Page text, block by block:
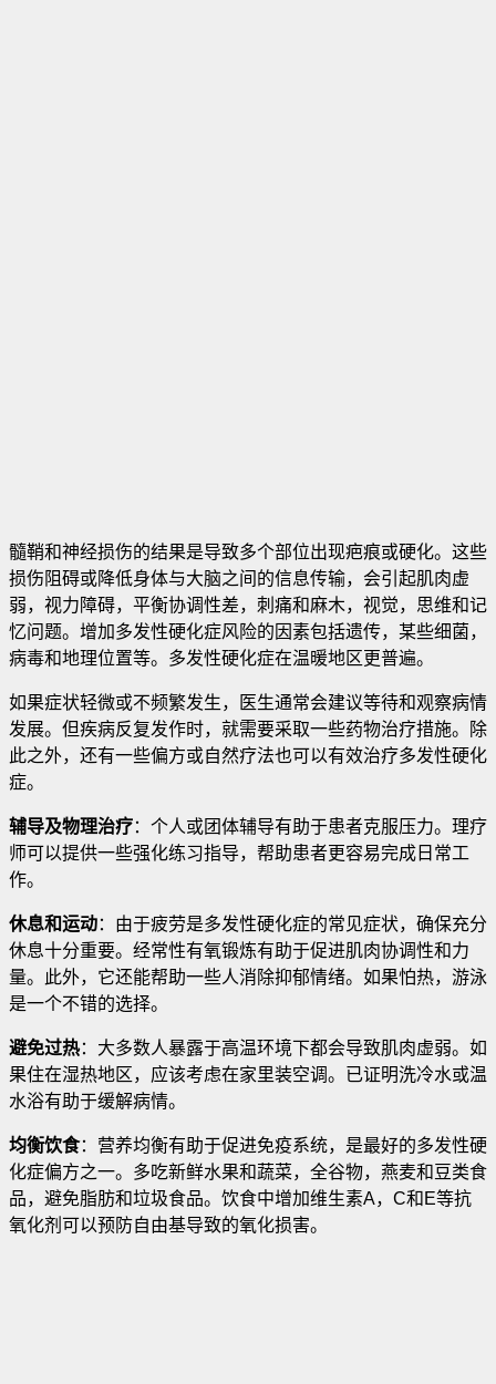
髓鞘和神经损伤的结果是导致多个部位出现疤痕或硬化。这些
损伤阻碍或降低身体与大脑之间的信息传输，会引起肌肉虚
弱，视力障碍，平衡协调性差，刺痛和麻木，视觉，思维和记
忆问题。增加多发性硬化症风险的因素包括遗传，某些细菌，
病毒和地理位置等。多发性硬化症在温暖地区更普遍。
如果症状轻微或不频繁发生，医生通常会建议等待和观察病情
发展。但疾病反复发作时，就需要采取一些药物治疗措施。除
此之外，还有一些偏方或自然疗法也可以有效治疗多发性硬化
症。
辅导及物理治疗：个人或团体辅导有助于患者克服压力。理疗
师可以提供一些强化练习指导，帮助患者更容易完成日常工
作。
休息和运动：由于疲劳是多发性硬化症的常见症状，确保充分
休息十分重要。经常性有氧锻炼有助于促进肌肉协调性和力
量。此外，它还能帮助一些人消除抑郁情绪。如果怕热，游泳
是一个不错的选择。
避免过热：大多数人暴露于高温环境下都会导致肌肉虚弱。如
果住在湿热地区，应该考虑在家里装空调。已证明洗冷水或温
水浴有助于缓解病情。
均衡饮食：营养均衡有助于促进免疫系统，是最好的多发性硬
化症偏方之一。多吃新鲜水果和蔬菜，全谷物，燕麦和豆类食
品，避免脂肪和垃圾食品。饮食中增加维生素A，C和E等抗
氧化剂可以预防自由基导致的氧化损害。